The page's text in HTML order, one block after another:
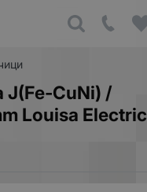
J(Fe-CuNi) /
Louisa Electric